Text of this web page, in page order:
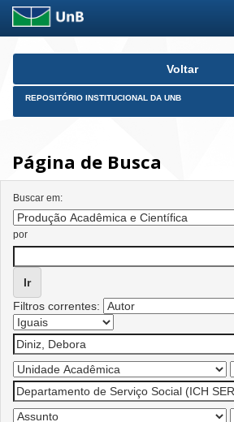
Skip
Voltar
REPOSITÓRIO INSTITUCIONAL DA UNB
Página de Busca
Buscar em:
por
Filtros correntes: